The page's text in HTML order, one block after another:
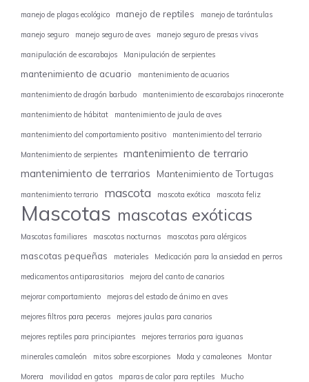
manejo de plagas ecológico manejo de reptiles manejo de tarántulas
manejo seguro manejo seguro de aves manejo seguro de presas vivas
manipulación de escarabajos Manipulación de serpientes
mantenimiento de acuario mantenimiento de acuarios
mantenimiento de dragón barbudo mantenimiento de escarabajos rinoceronte
mantenimiento de hábitat mantenimiento de jaula de aves
mantenimiento del comportamiento positivo mantenimiento del terrario
Mantenimiento de serpientes
mantenimiento de terrario
mantenimiento de terrarios
Mantenimiento de Tortugas
mantenimiento terrario mascota mascota exótica mascota feliz
Mascotas mascotas exóticas
Mascotas familiares mascotas nocturnas mascotas para alérgicos
mascotas pequeñas materiales Medicación para la ansiedad en perros
medicamentos antiparasitarios mejora del canto de canarios
mejorar comportamiento mejoras del estado de ánimo en aves
mejores filtros para peceras mejores jaulas para canarios
mejores reptiles para principiantes mejores terrarios para iguanas
minerales camaleón mitos sobre escorpiones Moda y camaleones Montar
Morera movilidad en gatos mparas de calor para reptiles Mucho